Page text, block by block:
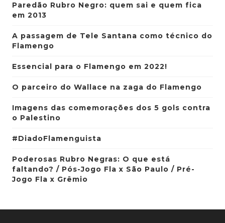
Paredão Rubro Negro: quem sai e quem fica
em 2013
A passagem de Tele Santana como técnico do
Flamengo
Essencial para o Flamengo em 2022!
O parceiro do Wallace na zaga do Flamengo
Imagens das comemorações dos 5 gols contra
o Palestino
#DiadoFlamenguista
Poderosas Rubro Negras: O que está
faltando? / Pós-Jogo Fla x São Paulo / Pré-
Jogo Fla x Grêmio